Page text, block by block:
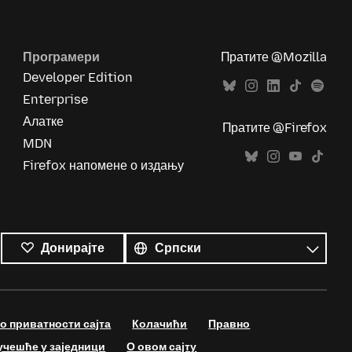
Програмери
Developer Edition
Enterprise
Алатке
MDN
Firefox напомене о издању
Пратите @Mozilla
Пратите @Firefox
Донирајте
језици
Језик
сајта Колачићи
Правно
у заједници
О овом сајту